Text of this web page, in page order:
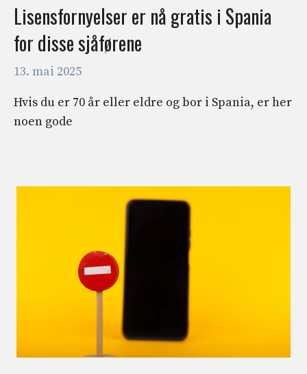
Lisensfornyelser er nå gratis i Spania
for disse sjåførene
13. mai 2025
Hvis du er 70 år eller eldre og bor i Spania, er her
noen gode